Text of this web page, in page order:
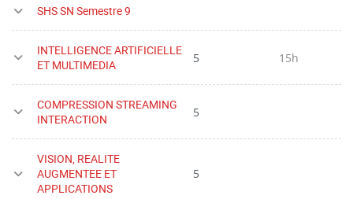
SHS SN Semestre 9
INTELLIGENCE ARTIFICIELLE
ET MULTIMEDIA
5 15h
COMPRESSION STREAMING
INTERACTION
5
VISION, REALITE
AUGMENTEE ET
APPLICATIONS
5